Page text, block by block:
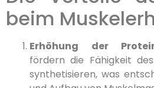
beim
Erhöhung der
fördern die Fähigkeit
synthetisieren, was